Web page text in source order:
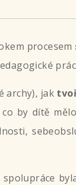
procesem
archy), jak
by dítě